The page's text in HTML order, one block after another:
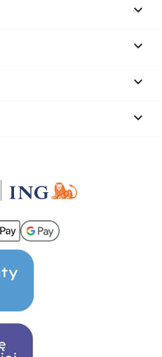



keyboard_arrow_down